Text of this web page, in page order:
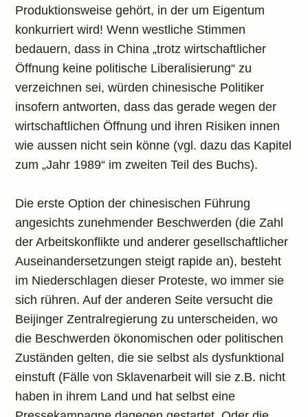
Produktionsweise gehört, in der um Eigentum
konkurriert wird! Wenn westliche Stimmen
bedauern, dass in China „trotz wirtschaftlicher
Öffnung keine politische Liberalisierung“ zu
verzeichnen sei, würden chinesische Politiker
insofern antworten, dass das gerade wegen der
wirtschaftlichen Öffnung und ihren Risiken innen
wie aussen nicht sein könne (vgl. dazu das Kapitel
zum „Jahr 1989“ im zweiten Teil des Buchs).
Die erste Option der chinesischen Führung
angesichts zunehmender Beschwerden (die Zahl
der Arbeitskonflikte und anderer gesellschaftlicher
Auseinandersetzungen steigt rapide an), besteht
im Niederschlagen dieser Proteste, wo immer sie
sich rühren. Auf der anderen Seite versucht die
Beijinger Zentralregierung zu unterscheiden, wo
die Beschwerden ökonomischen oder politischen
Zuständen gelten, die sie selbst als dysfunktional
einstuft (Fälle von Sklavenarbeit will sie z.B. nicht
haben in ihrem Land und hat selbst eine